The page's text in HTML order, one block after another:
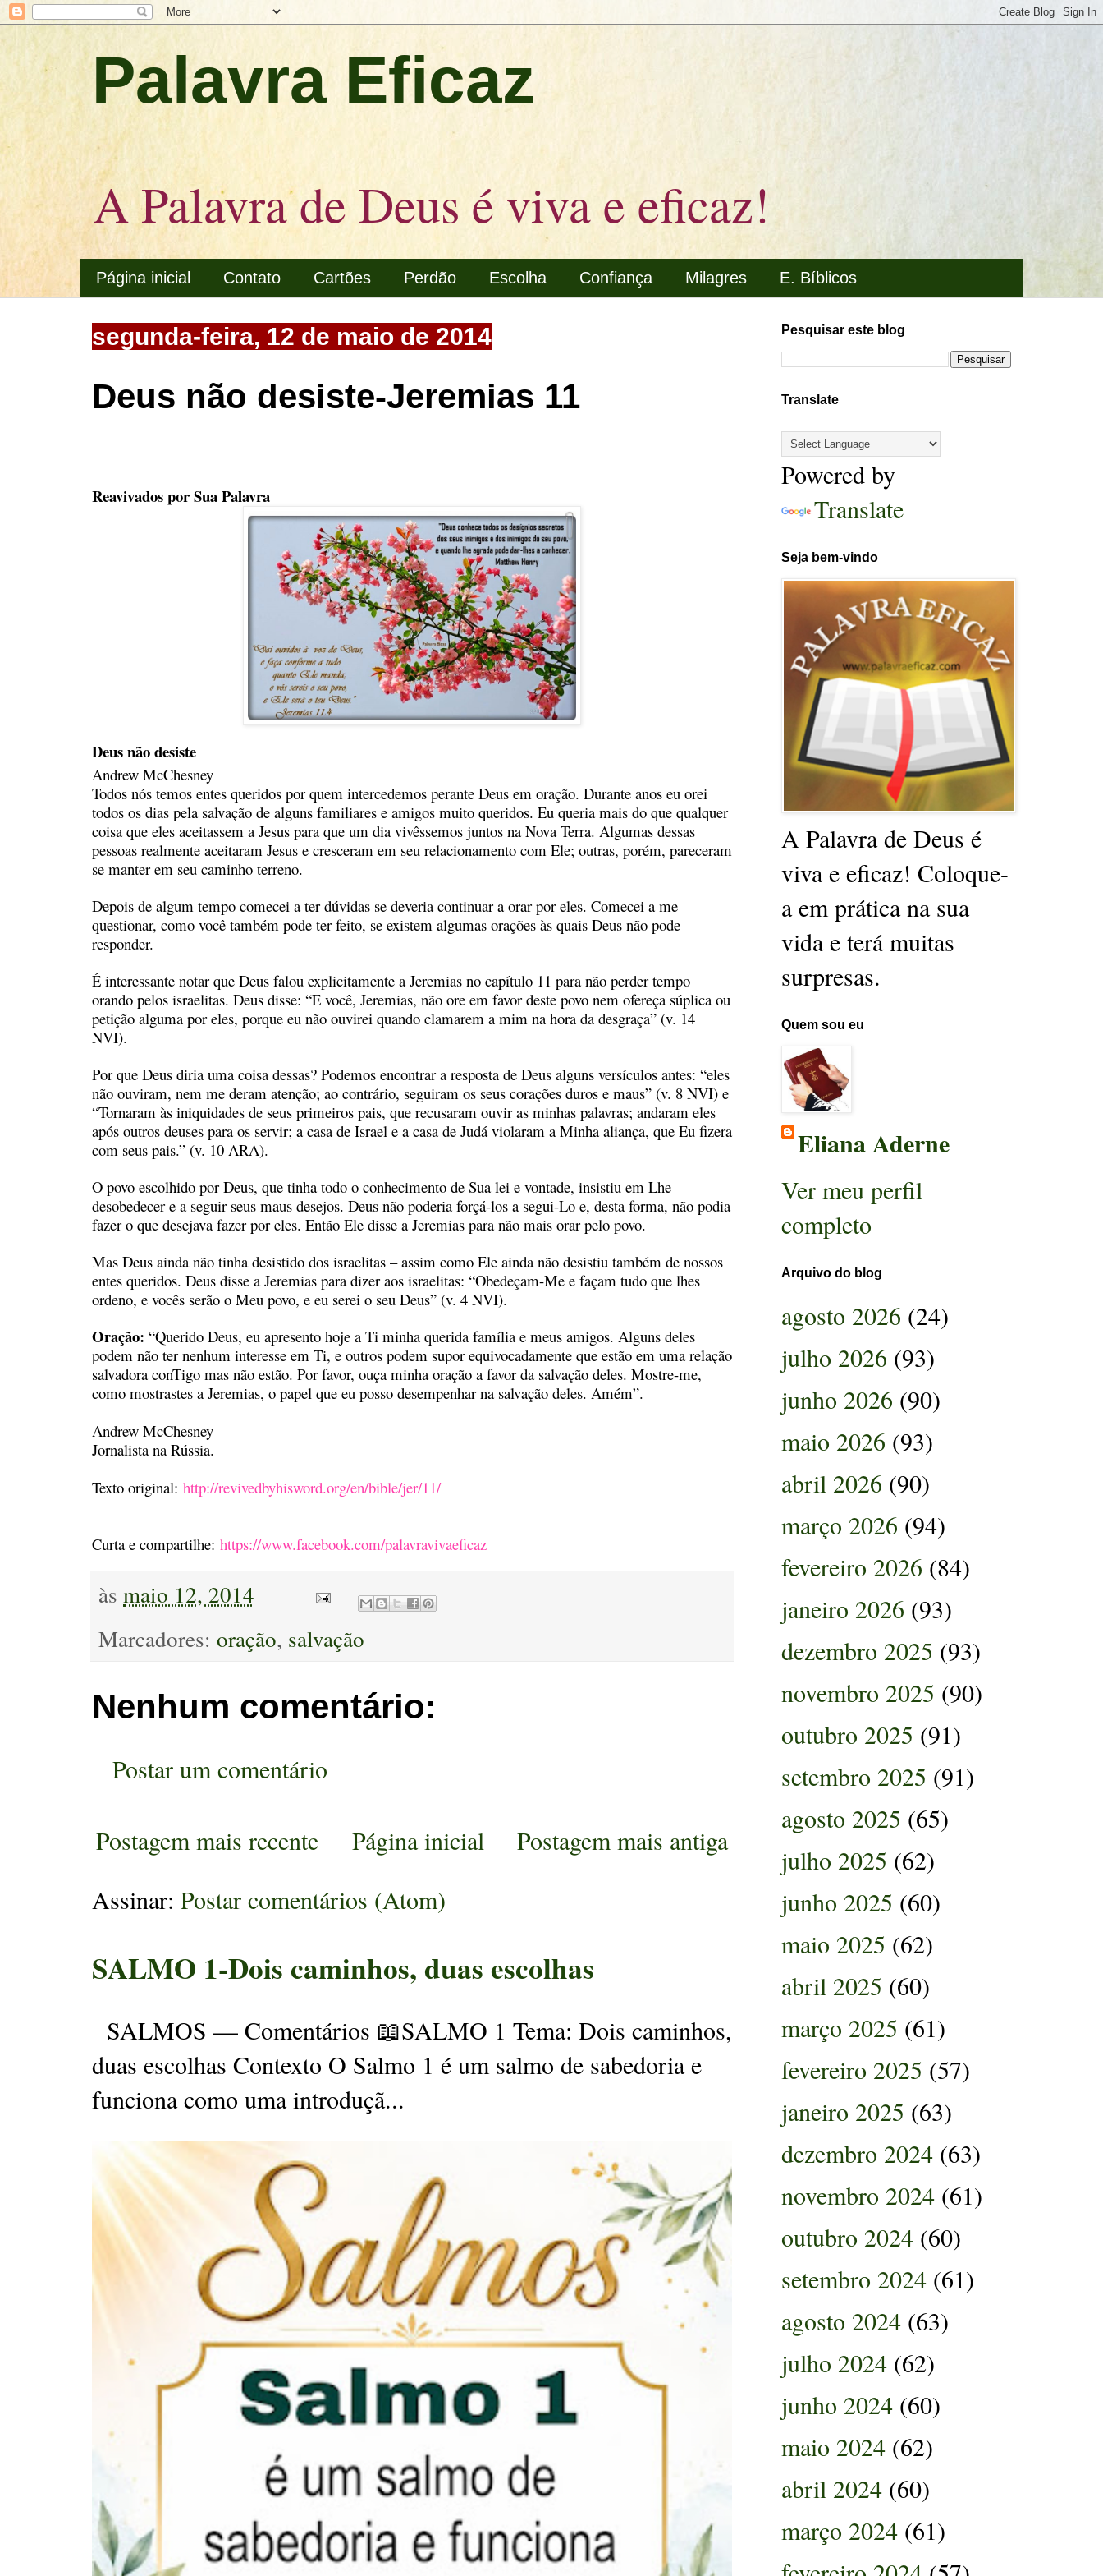
Palavra Eficaz
A Palavra de Deus é viva e eficaz!
Página inicial Contato Cartões Perdão Escolha Confiança Milagres E. Bíblicos
segunda-feira, 12 de maio de 2014
Deus não desiste-Jeremias 11
Reavivados por Sua Palavra
Deus não desiste
Andrew McChesney
Todos nós temos entes queridos por quem intercedemos perante Deus em oração. Durante anos eu orei
todos os dias pela salvação de alguns familiares e amigos muito queridos. Eu queria mais do que qualquer
coisa que eles aceitassem a Jesus para que um dia vivêssemos juntos na Nova Terra. Algumas dessas
pessoas realmente aceitaram Jesus e cresceram em seu relacionamento com Ele; outras, porém, pareceram
se manter em seu caminho terreno.
Depois de algum tempo comecei a ter dúvidas se deveria continuar a orar por eles. Comecei a me
questionar, como você também pode ter feito, se existem algumas orações às quais Deus não pode
responder.
É interessante notar que Deus falou explicitamente a Jeremias no capítulo 11 para não perder tempo
orando pelos israelitas. Deus disse: “E você, Jeremias, não ore em favor deste povo nem ofereça súplica ou
petição alguma por eles, porque eu não ouvirei quando clamarem a mim na hora da desgraça” (v. 14
NVI).
Por que Deus diria uma coisa dessas? Podemos encontrar a resposta de Deus alguns versículos antes: “eles
não ouviram, nem me deram atenção; ao contrário, seguiram os seus corações duros e maus” (v. 8 NVI) e
“Tornaram às iniquidades de seus primeiros pais, que recusaram ouvir as minhas palavras; andaram eles
após outros deuses para os servir; a casa de Israel e a casa de Judá violaram a Minha aliança, que Eu fizera
com seus pais.” (v. 10 ARA).
O povo escolhido por Deus, que tinha todo o conhecimento de Sua lei e vontade, insistiu em Lhe
desobedecer e a seguir seus maus desejos. Deus não poderia forçá-los a segui-Lo e, desta forma, não podia
fazer o que desejava fazer por eles. Então Ele disse a Jeremias para não mais orar pelo povo.
Mas Deus ainda não tinha desistido dos israelitas – assim como Ele ainda não desistiu também de nossos
entes queridos. Deus disse a Jeremias para dizer aos israelitas: “Obedeçam-Me e façam tudo que lhes
ordeno, e vocês serão o Meu povo, e eu serei o seu Deus” (v. 4 NVI).
Oração: “Querido Deus, eu apresento hoje a Ti minha querida família e meus amigos. Alguns deles
podem não ter nenhum interesse em Ti, e outros podem supor equivocadamente que estão em uma relação
salvadora conTigo mas não estão. Por favor, ouça minha oração a favor da salvação deles. Mostre-me,
como mostrastes a Jeremias, o papel que eu posso desempenhar na salvação deles. Amém”.
Andrew McChesney
Jornalista na Rússia.
Texto original: http://revivedbyhisword.org/en/bible/jer/11/
Curta e compartilhe: https://www.facebook.com/palavravivaeficaz
às maio 12, 2014
Marcadores: oração, salvação
Nenhum comentário:
Postar um comentário
Postagem mais recente Postagem mais antiga
Página inicial
Assinar: Postar comentários (Atom)
SALMO 1-Dois caminhos, duas escolhas
SALMOS — Comentários 📖SALMO 1 Tema: Dois caminhos,
duas escolhas Contexto O Salmo 1 é um salmo de sabedoria e
funciona como uma introduçã...
Pesquisar este blog
Translate
Powered by
Translate
Seja bem-vindo
A Palavra de Deus é
viva e eficaz! Coloque-
a em prática na sua
vida e terá muitas
surpresas.
Quem sou eu
Eliana Aderne
Ver meu perfil
completo
Arquivo do blog
agosto 2026 (24)
julho 2026 (93)
junho 2026 (90)
maio 2026 (93)
abril 2026 (90)
março 2026 (94)
fevereiro 2026 (84)
janeiro 2026 (93)
dezembro 2025 (93)
novembro 2025 (90)
outubro 2025 (91)
setembro 2025 (91)
agosto 2025 (65)
julho 2025 (62)
junho 2025 (60)
maio 2025 (62)
abril 2025 (60)
março 2025 (61)
fevereiro 2025 (57)
janeiro 2025 (63)
dezembro 2024 (63)
novembro 2024 (61)
outubro 2024 (60)
setembro 2024 (61)
agosto 2024 (63)
julho 2024 (62)
junho 2024 (60)
maio 2024 (62)
abril 2024 (60)
março 2024 (61)